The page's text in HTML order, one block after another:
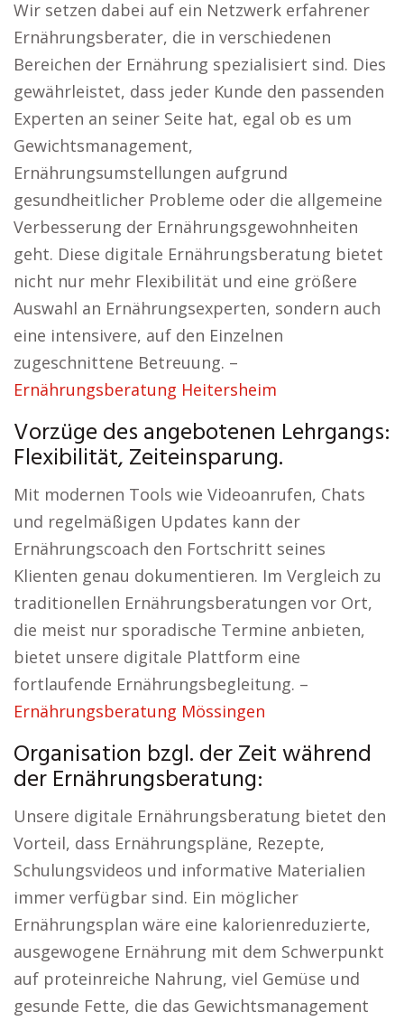
Wir setzen dabei auf ein Netzwerk erfahrener
Ernährungsberater, die in verschiedenen
Bereichen der Ernährung spezialisiert sind. Dies
gewährleistet, dass jeder Kunde den passenden
Experten an seiner Seite hat, egal ob es um
Gewichtsmanagement,
Ernährungsumstellungen aufgrund
gesundheitlicher Probleme oder die allgemeine
Verbesserung der Ernährungsgewohnheiten
geht. Diese digitale Ernährungsberatung bietet
nicht nur mehr Flexibilität und eine größere
Auswahl an Ernährungsexperten, sondern auch
eine intensivere, auf den Einzelnen
zugeschnittene Betreuung. –
Ernährungsberatung Heitersheim
Vorzüge des angebotenen Lehrgangs:
Flexibilität, Zeiteinsparung.
Mit modernen Tools wie Videoanrufen, Chats
und regelmäßigen Updates kann der
Ernährungscoach den Fortschritt seines
Klienten genau dokumentieren. Im Vergleich zu
traditionellen Ernährungsberatungen vor Ort,
die meist nur sporadische Termine anbieten,
bietet unsere digitale Plattform eine
fortlaufende Ernährungsbegleitung. –
Ernährungsberatung Mössingen
Organisation bzgl. der Zeit während
der Ernährungsberatung:
Unsere digitale Ernährungsberatung bietet den
Vorteil, dass Ernährungspläne, Rezepte,
Schulungsvideos und informative Materialien
immer verfügbar sind. Ein möglicher
Ernährungsplan wäre eine kalorienreduzierte,
ausgewogene Ernährung mit dem Schwerpunkt
auf proteinreiche Nahrung, viel Gemüse und
gesunde Fette, die das Gewichtsmanagement